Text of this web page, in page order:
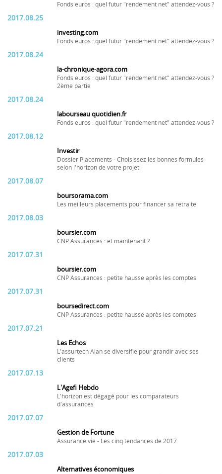
Fonds euros : quel futur "rendement net" attendez-vous ?
2017.08.25
investing.com
Fonds euros : quel futur "rendement net" attendez-vous ?
2017.08.24
la-chronique-agora.com
Fonds euros : quel futur "rendement net" attendez-vous ?
2ème partie
2017.08.24
labourseau quotidien.fr
Fonds euros : quel futur "rendement net" attendez-vous ?
2017.08.12
Investir
Dossier Placements - Choisissez les bonnes formules
selon l'horizon de votre projet
2017.08.07
boursorama.com
Les meilleurs placements pour financer sa retraite
2017.08.03
boursier.com
CNP Assurances : et maintenant ?
2017.07.31
boursier.com
CNP Assurances : petite hausse après les comptes
2017.07.31
boursedirect.com
CNP Assurances : petite hausse après les comptes
2017.07.21
Les Echos
L'assurtech Alan se diversifie pour grandir avec ses
clients
2017.07.13
L'Agefi Hebdo
L'horizon est dégagé pour les comparateurs
d'assurances
2017.07.07
Gestion de Fortune
Assurance vie - Les cinq tendances de 2017
2017.07.03
Alternatives économiques